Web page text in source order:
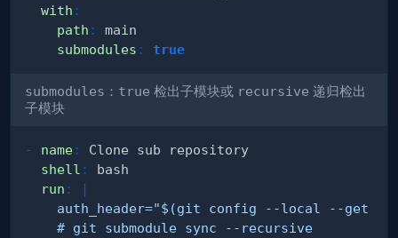
with :
path :
submodules : true
submodules ： true 检出子模块或 recursive 递归检出
子模块
- name:
shell :
run : |